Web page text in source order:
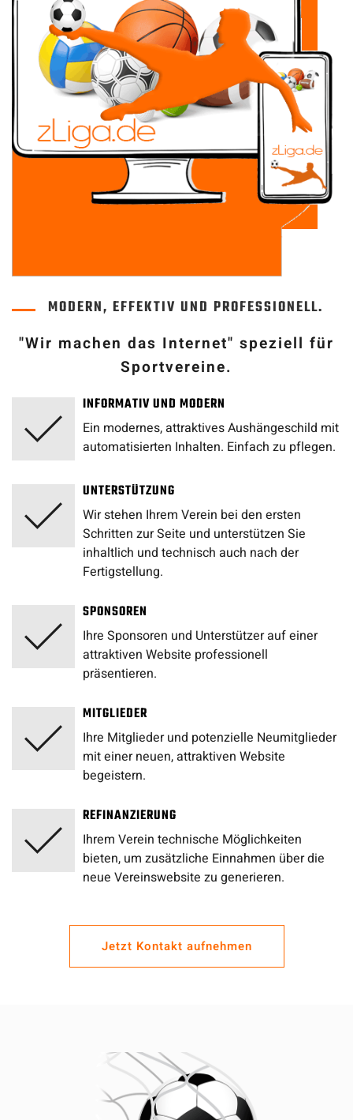
MODERN, EFFEKTIV UND PROFESSIONELL.
"Wir machen das Internet" speziell für
Sportvereine.
INFORMATIV UND MODERN
Ein modernes, attraktives Aushängeschild mit
automatisierten Inhalten. Einfach zu pflegen.
UNTERSTÜTZUNG
Wir stehen Ihrem Verein bei den ersten
Schritten zur Seite und unterstützen Sie
inhaltlich und technisch auch nach der
Fertigstellung.
SPONSOREN
Ihre Sponsoren und Unterstützer auf einer
attraktiven Website professionell
präsentieren.
MITGLIEDER
Ihre Mitglieder und potenzielle Neumitglieder
mit einer neuen, attraktiven Website
begeistern.
REFINANZIERUNG
Ihrem Verein technische Möglichkeiten
bieten, um zusätzliche Einnahmen über die
neue Vereinswebsite zu generieren.
Jetzt Kontakt aufnehmen